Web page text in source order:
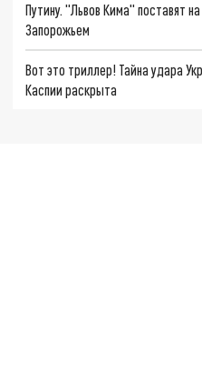
Путину. "Львов Кима" поставят
Запорожьем
Вот это триллер! Тайна удара
Каспии раскрыта